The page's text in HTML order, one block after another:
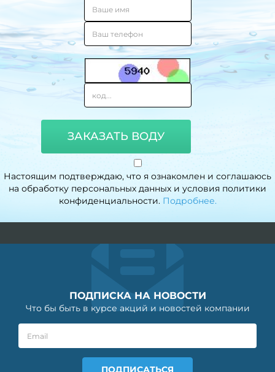
ЗАКАЗАТЬ ВОДУ
Настоящим подтверждаю, что я ознакомлен и соглашаюсь
на обработку персональных данных и условия политики
конфиденциальности. Подробнее.
ПОДПИСКА НА НОВОСТИ
Что бы быть в курсе акций и новостей компании